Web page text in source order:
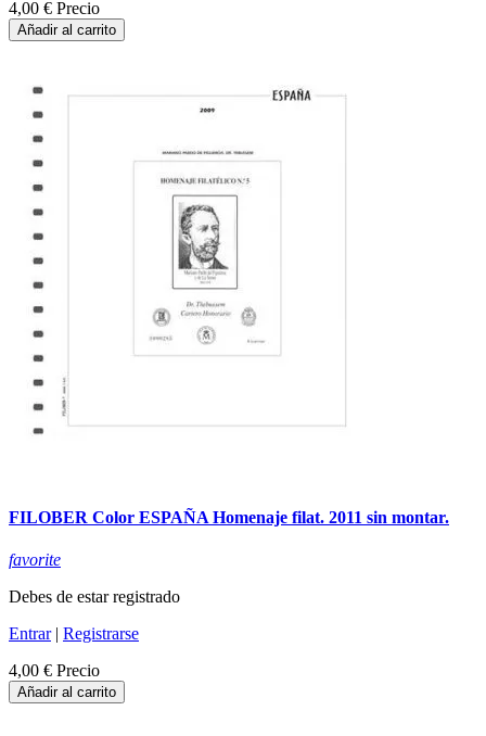
4,00 € Precio
Añadir al carrito
FILOBER Color ESPAÑA Homenaje filat. 2011 sin montar.
favorite
Debes de estar registrado
Entrar| Registrarse
4,00 € Precio
Añadir al carrito